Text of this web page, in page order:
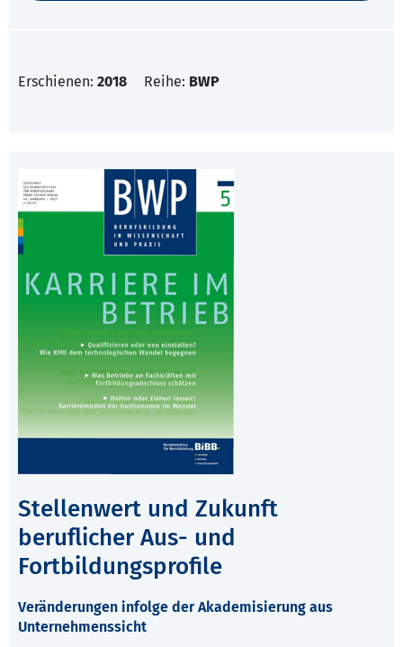
Erschienen: 2018 Reihe: BWP
Stellenwert und Zukunft
beruflicher Aus- und
Fortbildungsprofile
Veränderungen infolge der Akademisierung aus
Unternehmenssicht